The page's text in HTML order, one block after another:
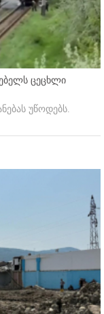
ცეცხლი
უწოდებს.